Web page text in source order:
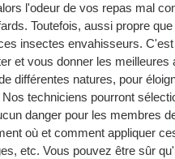
l'odeur de vos repas mal
Toutefois, aussi propre
insectes envahisseurs.
et vous donner les
différentes natures, pour
techniciens pourront
danger pour les membres
où et comment appliquer
etc. Vous pouvez être sûr